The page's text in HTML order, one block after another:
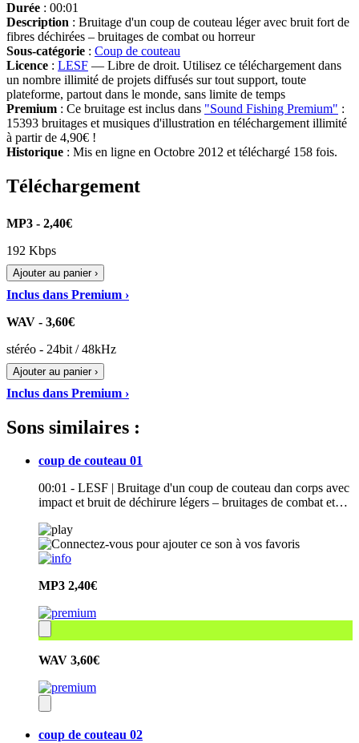
Durée : 00:01
Description : Bruitage d'un coup de couteau léger avec bruit fort de
fibres déchirées – bruitages de combat ou horreur
Sous-catégorie : Coup de couteau
Licence : LESF — Libre de droit. Utilisez ce téléchargement dans
un nombre illimité de projets diffusés sur tout support, toute
plateforme, partout dans le monde, sans limite de temps
Premium : Ce bruitage est inclus dans "Sound Fishing Premium" :
15393 bruitages et musiques d'illustration en téléchargement illimité
à partir de 4,90€ !
Historique : Mis en ligne en Octobre 2012 et téléchargé 158 fois.
Téléchargement
MP3 - 2,40€
192 Kbps
Ajouter au panier ›
Inclus dans Premium ›
WAV - 3,60€
stéréo - 24bit / 48kHz
Ajouter au panier ›
Inclus dans Premium ›
Sons similaires :
coup de couteau 01
00:01 - LESF | Bruitage d'un coup de couteau dan corps avec
impact et bruit de déchirure légers – bruitages de combat et…
MP3 2,40€
WAV 3,60€
coup de couteau 02